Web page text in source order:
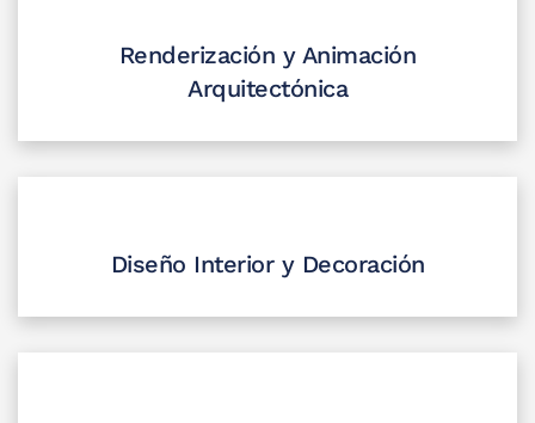
Renderización y Animación
Arquitectónica
Diseño Interior y Decoración